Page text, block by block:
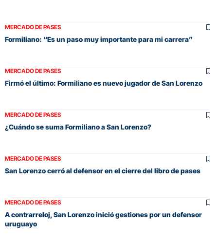
MERCADO DE PASES
Formiliano: “Es un paso muy importante para mi carrera”
MERCADO DE PASES
Firmó el último: Formiliano es nuevo jugador de San Lorenzo
MERCADO DE PASES
¿Cuándo se suma Formiliano a San Lorenzo?
MERCADO DE PASES
San Lorenzo cerró al defensor en el cierre del libro de pases
MERCADO DE PASES
A contrarreloj, San Lorenzo inició gestiones por un defensor
uruguayo